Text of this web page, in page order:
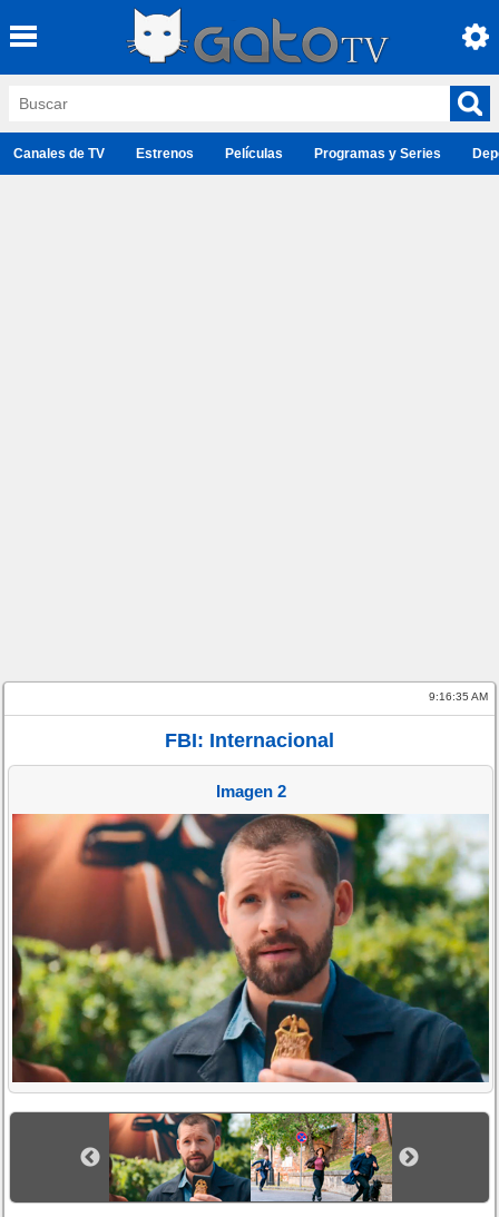
Canales de TV Estrenos Películas Programas y Series
9:16:35 AM
FBI: Internacional
Imagen 2